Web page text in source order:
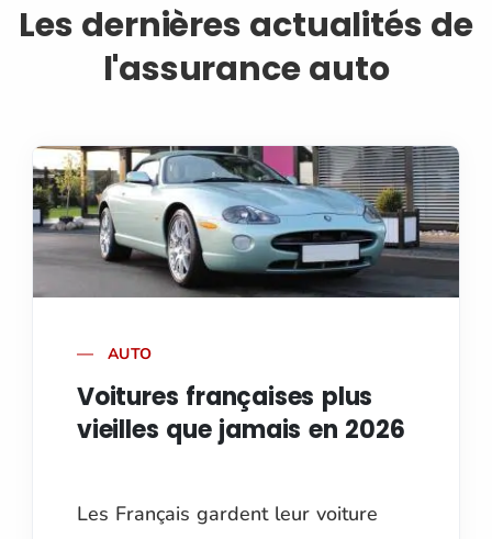
Les dernières actualités de
l'assurance auto
AUTO
Voitures françaises plus
vieilles que jamais en 2026
Les Français gardent leur voiture